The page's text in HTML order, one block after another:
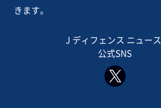
きます。
J ディフェンス ニュース
公式SNS